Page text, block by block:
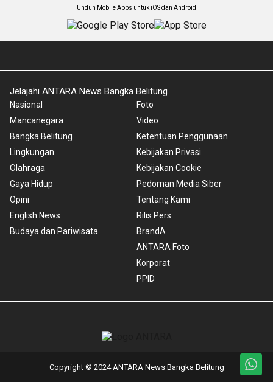
Unduh Mobile Apps untuk iOS dan Android
Jelajahi ANTARA News Bangka Belitung
Nasional
Mancanegara
Bangka Belitung
Lingkungan
Olahraga
Gaya Hidup
Opini
English News
Budaya dan Pariwisata
Foto
Video
Ketentuan Penggunaan
Kebijakan Privasi
Kebijakan Cookie
Pedoman Media Siber
Tentang Kami
Rilis Pers
BrandA
ANTARA Foto
Korporat
PPID
Copyright © 2024 ANTARA News Bangka Belitung